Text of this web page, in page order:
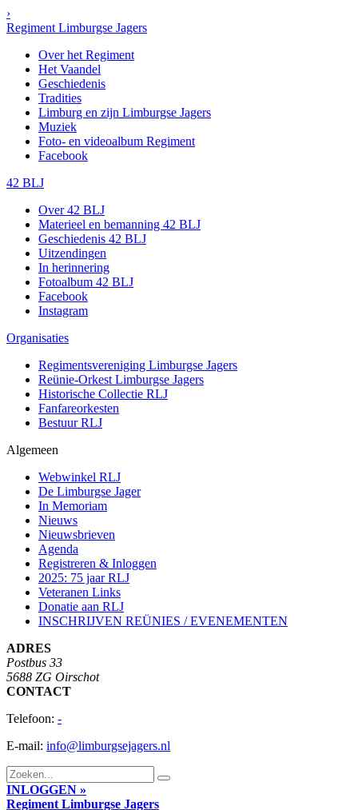
›
Regiment Limburgse Jagers
Over het Regiment
Het Vaandel
Geschiedenis
Tradities
Limburg en zijn Limburgse Jagers
Muziek
Foto- en videoalbum Regiment
Facebook
42 BLJ
Over 42 BLJ
Materieel en bemanning 42 BLJ
Geschiedenis 42 BLJ
Uitzendingen
In herinnering
Fotoalbum 42 BLJ
Facebook
Instagram
Organisaties
Regimentsvereniging Limburgse Jagers
Reünie-Orkest Limburgse Jagers
Historische Collectie RLJ
Fanfareorkesten
Bestuur RLJ
Algemeen
Webwinkel RLJ
De Limburgse Jager
In Memoriam
Nieuws
Nieuwsbrieven
Agenda
Registreren & Inloggen
2025: 75 jaar RLJ
Veteranen Links
Donatie aan RLJ
INSCHRIJVEN REÜNIES / EVENEMENTEN
ADRES
Postbus 33
5688 ZG Oirschot
CONTACT
Telefoon: -
E-mail: info@limburgsejagers.nl
INLOGGEN »
Regiment Limburgse Jagers